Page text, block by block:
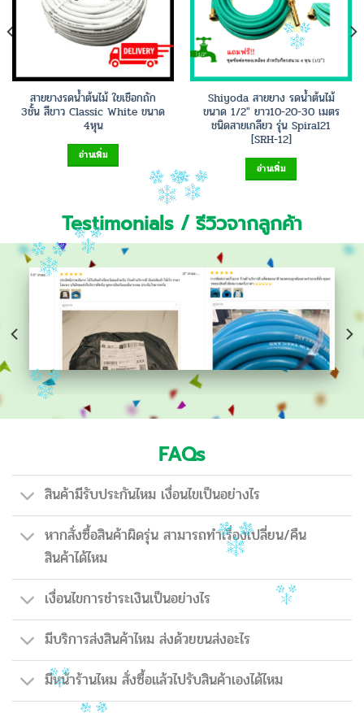
สายยางรดน้ำต้นไม้ ใยเชือกถัก
3ชั้น สีขาว Classic White ขนาด
4หุน
อ่านเพิ่ม
Shiyoda สายยาง รดน้ำต้นไม้
ขนาด 1/2″ ยาว10-20-30 เมตร
ชนิดสายเกลียว รุ่น Spiral21
[SRH-12]
อ่านเพิ่ม
Testimonials / รีวิวจากลูกค้า
FAQs
สินค้ามีรับประกันไหม เงื่อนไขเป็นอย่างไร
หากสั่งซื้อสินค้าผิดรุ่น สามารถทำเรื่องเปลี่ยน/คืน
สินค้าได้ไหม
เงื่อนไขการชำระเงินเป็นอย่างไร
มีบริการส่งสินค้าไหม ส่งด้วยขนส่งอะไร
มีหน้าร้านไหม สั่งซื้อแล้วไปรับสินค้าเองได้ไหม